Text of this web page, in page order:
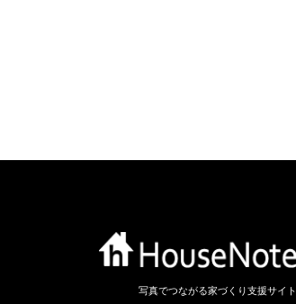
写真でつながる家づくり支援サイト